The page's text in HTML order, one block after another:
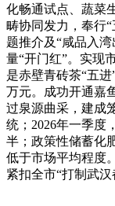
化畅通试点、蔬菜
畴协同发力，奉行
题推介及“咸品入
量“开门红”。实现
是赤壁青砖茶“五
万元。成功开通嘉
过泉源曲采，建成
统；2026年一季度
半；政策性储蓄化
低于市场平均程度
紧扣全市“打制武